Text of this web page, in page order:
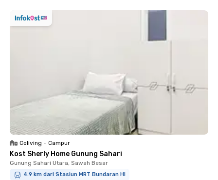
Coliving • Campur
Kost Sherly Home Gunung Sahari
Gunung Sahari Utara, Sawah Besar
4.9 km dari Stasiun MRT Bundaran HI